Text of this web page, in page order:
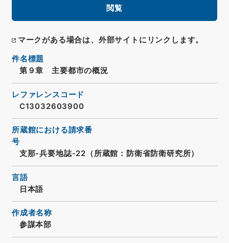
閲覧
マークがある場合は、外部サイトにリンクします。
件名標題
第９章 主要都市の概況
レファレンスコード
C13032603900
所蔵館における請求番
号
支那-兵要地誌-22（所蔵館：防衛省防衛研究所）
言語
日本語
作成者名称
参謀本部